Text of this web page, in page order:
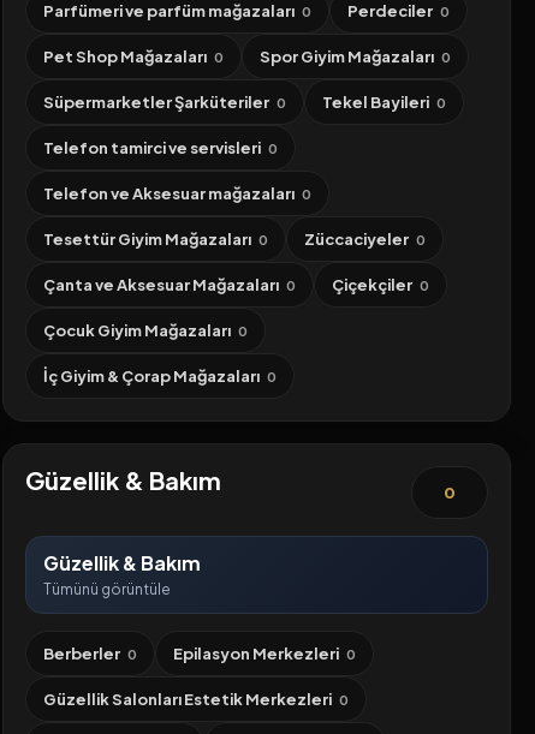
Parfümeri ve parfüm mağazaları 0 Perdeciler 0
Pet Shop Mağazaları 0 Spor Giyim Mağazaları 0
Süpermarketler Şarküteriler 0 Tekel Bayileri 0
Telefon tamirci ve servisleri 0
Telefon ve Aksesuar mağazaları 0
Tesettür Giyim Mağazaları 0 Züccaciyeler 0
Çanta ve Aksesuar Mağazaları 0 Çiçekçiler 0
Çocuk Giyim Mağazaları 0
İç Giyim & Çorap Mağazaları 0
Güzellik & Bakım 0
Güzellik & Bakım
Tümünü görüntüle
Berberler 0 Epilasyon Merkezleri 0
Güzellik Salonları Estetik Merkezleri 0